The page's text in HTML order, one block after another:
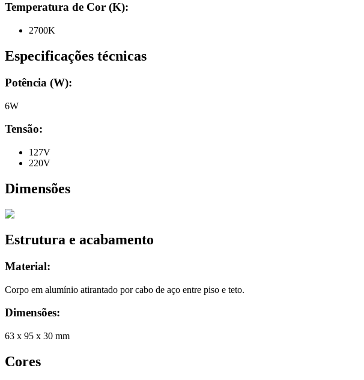
Temperatura de Cor (K):
2700K
Especificações técnicas
Potência (W):
6W
Tensão:
127V
220V
Dimensões
Estrutura e acabamento
Material:
Corpo em alumínio atirantado por cabo de aço entre piso e teto.
Dimensões:
63 x 95 x 30 mm
Cores